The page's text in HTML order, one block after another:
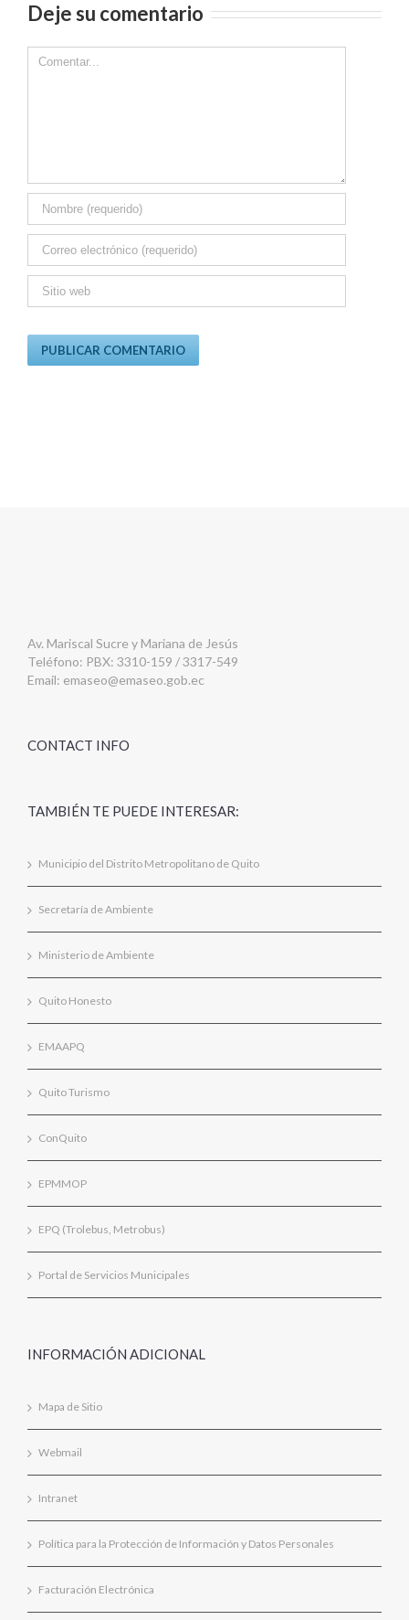
Deje su comentario
Comment
Av. Mariscal Sucre y Mariana de Jesús
Teléfono: PBX: 3310-159 / 3317-549
Email: emaseo@emaseo.gob.ec
CONTACT INFO
TAMBIÉN TE PUEDE INTERESAR:
Municipio del Distrito Metropolitano de Quito
Secretaría de Ambiente
Ministerio de Ambiente
Quito Honesto
EMAAPQ
Quito Turismo
ConQuito
EPMMOP
EPQ (Trolebus, Metrobus)
Portal de Servicios Municipales
INFORMACIÓN ADICIONAL
Mapa de Sitio
Webmail
Intranet
Política para la Protección de Información y Datos Personales
Facturación Electrónica